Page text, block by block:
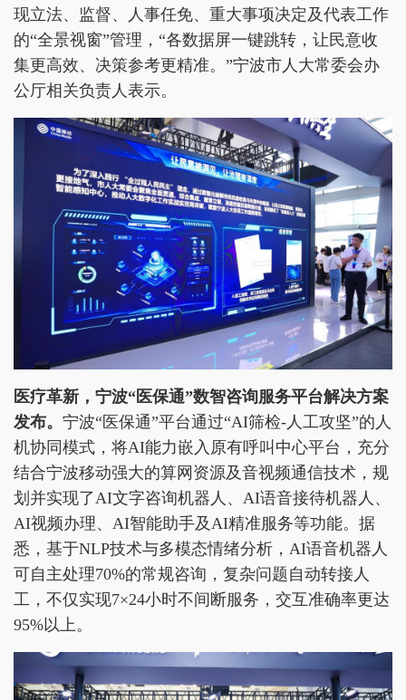
现立法、监督、人事任免、重大事项决定及代表工作
的“全景视窗”管理，“各数据屏一键跳转，让民意收
集更高效、决策参考更精准。”宁波市人大常委会办
公厅相关负责人表示。
医疗革新 ，宁波“医保通”数智咨询服务平台解决方案
发布。 宁波“医保通”平台通过“AI筛检-人工攻坚”的人
机协同模式，将AI能力嵌入原有呼叫中心平台，充分
结合宁波移动强大的算网资源及音视频通信技术，规
划并实现了AI文字咨询机器人、AI语音接待机器人、
AI视频办理、AI智能助手及AI精准服务等功能。据
悉，基于NLP技术与多模态情绪分析，AI语音机器人
可自主处理70%的常规咨询，复杂问题自动转接人
工，不仅实现7×24小时不间断服务，交互准确率更达
95%以上。